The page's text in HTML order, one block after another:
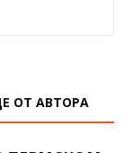
ОТ АВТОРА